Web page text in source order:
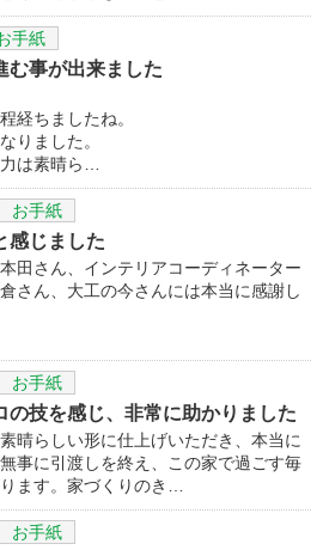
手紙
む事が出来ました
経ちましたね。
りました。
は素晴ら…
お手紙
感じました
田さん、インテリアコーディネーター
さん、大工の今さんには本当に感謝し
お手紙
の技を感じ、非常に助かりました
晴らしい形に仕上げいただき、本当に
事に引渡しを終え、この家で過ごす毎
ます。家づくりのき…
お手紙